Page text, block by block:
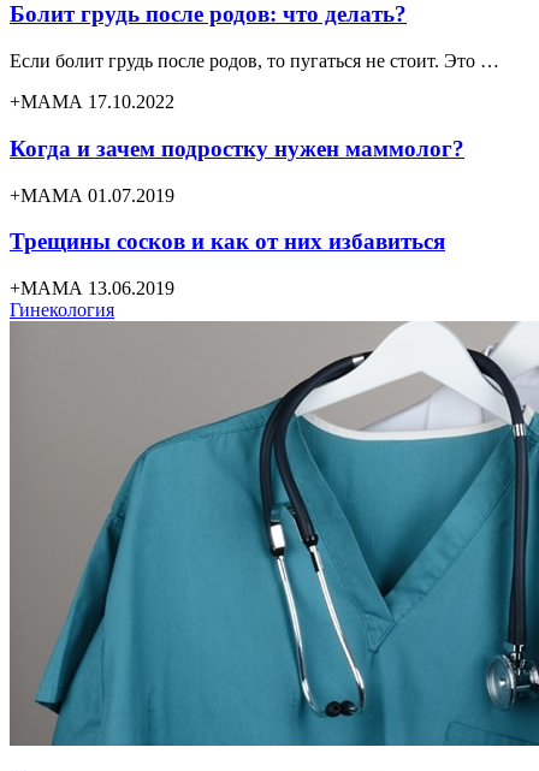
Болит грудь после родов: что делать?
Если болит грудь после родов, то пугаться не стоит. Это …
+МАМА 17.10.2022
Когда и зачем подростку нужен маммолог?
+МАМА 01.07.2019
Трещины сосков и как от них избавиться
+МАМА 13.06.2019
Гинекология